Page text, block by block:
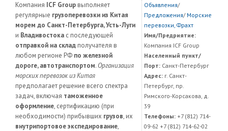
Компания ICF Group выполняет
регулярные грузоперевозки из Китая
морем до Санкт-Петербурга, Усть-Луги
и Владивостока с последующей
отправкой на склад получателя в
любом регионе РФ по железной
дороге, автотранспортом. Организация
морских перевозок из Китая
предполагает решение всего спектра
задач, включая таможенное
оформление, сертификацию (при
необходимости) прибывших грузов, их
внутрипортовое экспедирование,
Объявления/
Предложения/ Морские
перевозки, Фрахт
Имя/Предриятие:
Компания ICF Group
Населенный пункт/
Порт:Санкт-Петербург
Адрес:г. Санкт-
Петербург, пр.
Римского-Корсакова, д.
39
Телефоны:+7 (812) 714-
09-62 +7 (812) 714-62-02